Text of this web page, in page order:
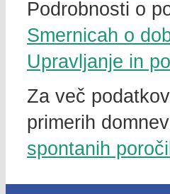
Podrobnosti o
Smernicah o
Upravljanje in
Za več
primerih
spontanih